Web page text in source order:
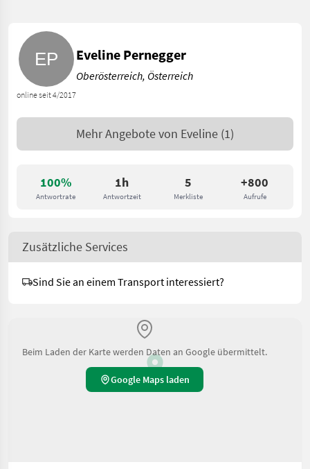
100%
Antwortrate
1h
Antwortzeit
5
Merkliste
+800
Aufrufe
online seit 4/2017
Eveline Pernegger
Oberösterreich, Österreich
Mehr Angebote von Eveline (1)
Zusätzliche Services
Sind Sie an einem Transport interessiert?
Beim Laden der Karte werden Daten an Google übermittelt.
Google Maps laden